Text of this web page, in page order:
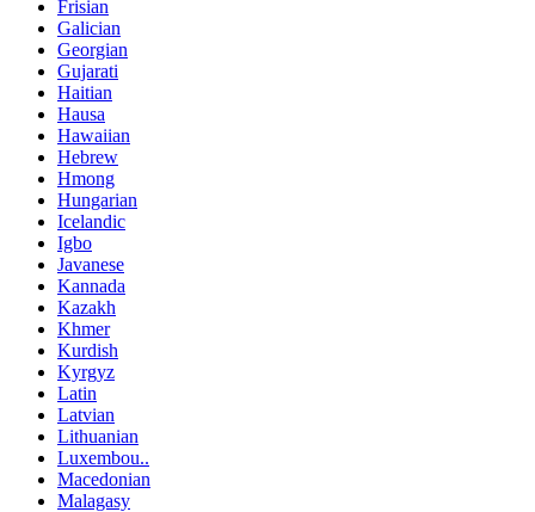
Frisian
Galician
Georgian
Gujarati
Haitian
Hausa
Hawaiian
Hebrew
Hmong
Hungarian
Icelandic
Igbo
Javanese
Kannada
Kazakh
Khmer
Kurdish
Kyrgyz
Latin
Latvian
Lithuanian
Luxembou..
Macedonian
Malagasy